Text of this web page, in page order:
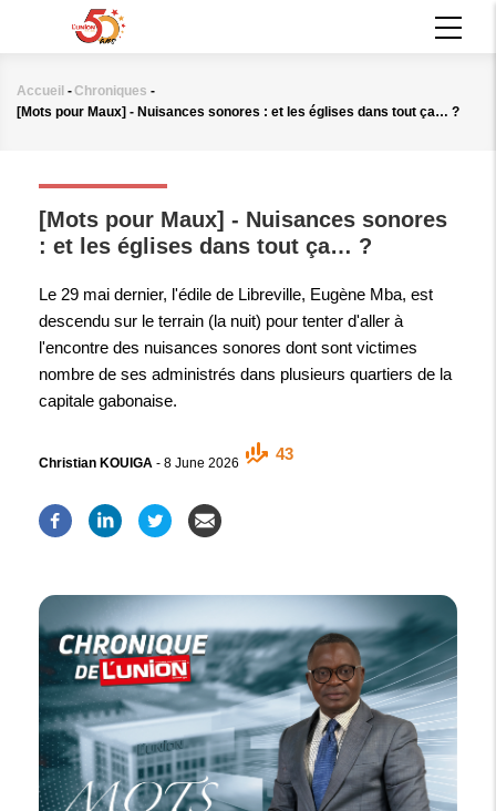
principal
Fil
Accueil -Chroniques -
[Mots pour Maux] - Nuisances sonores : et les églises dans tout ça… ?
[Mots pour Maux] - Nuisances sonores
: et les églises dans tout ça… ?
Le 29 mai dernier, l'édile de Libreville, Eugène Mba, est
descendu sur le terrain (la nuit) pour tenter d'aller à
l'encontre des nuisances sonores dont sont victimes
nombre de ses administrés dans plusieurs quartiers de la
capitale gabonaise.
Christian KOUIGA - 8 June 2026
43